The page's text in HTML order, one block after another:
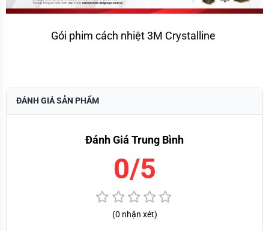
Gói phim cách nhiệt 3M Crystalline
ĐÁNH GIÁ SẢN PHẨM
Đánh Giá Trung Bình
0/5
(0 nhận xét)